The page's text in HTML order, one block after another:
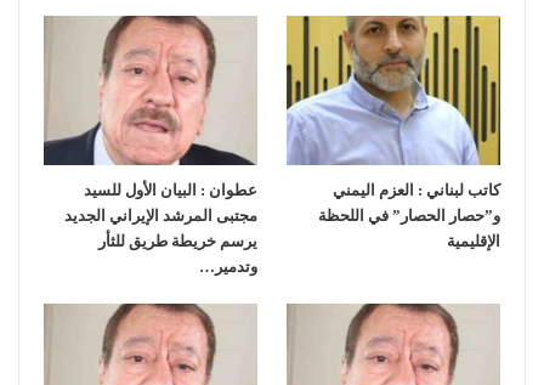
كاتب لبناني : العزم اليمني
و”حصار الحصار” في اللحظة
الإقليمية
عطوان : البيان الأول للسيد
مجتبى المرشد الإيراني الجديد
يرسم خريطة طريق للثأر
وتدمير…